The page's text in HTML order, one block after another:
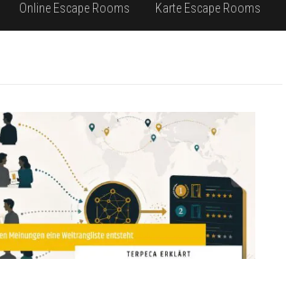
Online Escape Rooms Karte Escape Rooms